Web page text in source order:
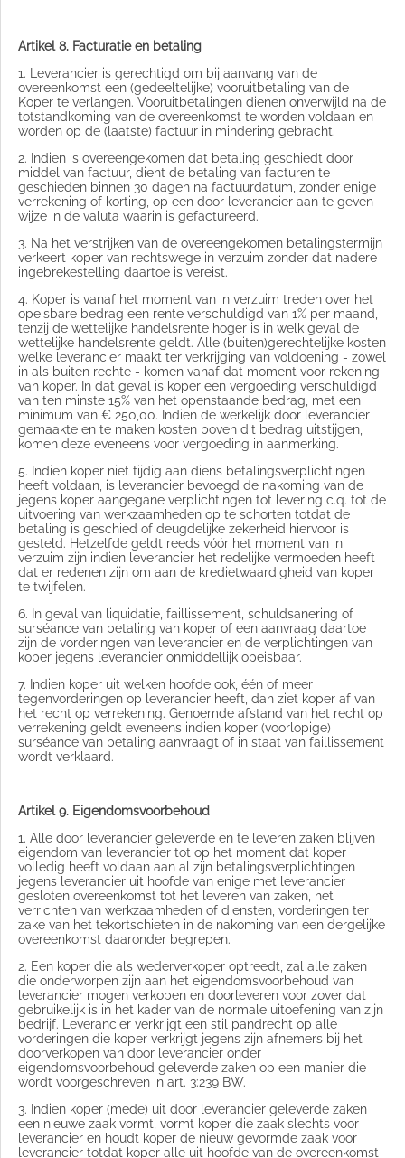
Artikel 8. Facturatie en betaling
1. Leverancier is gerechtigd om bij aanvang van de
overeenkomst een (gedeeltelijke) vooruitbetaling van de
Koper te verlangen. Vooruitbetalingen dienen onverwijld na de
totstandkoming van de overeenkomst te worden voldaan en
worden op de (laatste) factuur in mindering gebracht.
2. Indien is overeengekomen dat betaling geschiedt door
middel van factuur, dient de betaling van facturen te
geschieden binnen 30 dagen na factuurdatum, zonder enige
verrekening of korting, op een door leverancier aan te geven
wijze in de valuta waarin is gefactureerd.
3. Na het verstrijken van de overeengekomen betalingstermijn
verkeert koper van rechtswege in verzuim zonder dat nadere
ingebrekestelling daartoe is vereist.
4. Koper is vanaf het moment van in verzuim treden over het
opeisbare bedrag een rente verschuldigd van 1% per maand,
tenzij de wettelijke handelsrente hoger is in welk geval de
wettelijke handelsrente geldt. Alle (buiten)gerechtelijke kosten
welke leverancier maakt ter verkrijging van voldoening - zowel
in als buiten rechte - komen vanaf dat moment voor rekening
van koper. In dat geval is koper een vergoeding verschuldigd
van ten minste 15% van het openstaande bedrag, met een
minimum van € 250,00. Indien de werkelijk door leverancier
gemaakte en te maken kosten boven dit bedrag uitstijgen,
komen deze eveneens voor vergoeding in aanmerking.
5. Indien koper niet tijdig aan diens betalingsverplichtingen
heeft voldaan, is leverancier bevoegd de nakoming van de
jegens koper aangegane verplichtingen tot levering c.q. tot de
uitvoering van werkzaamheden op te schorten totdat de
betaling is geschied of deugdelijke zekerheid hiervoor is
gesteld. Hetzelfde geldt reeds vóór het moment van in
verzuim zijn indien leverancier het redelijke vermoeden heeft
dat er redenen zijn om aan de kredietwaardigheid van koper
te twijfelen.
6. In geval van liquidatie, faillissement, schuldsanering of
surséance van betaling van koper of een aanvraag daartoe
zijn de vorderingen van leverancier en de verplichtingen van
koper jegens leverancier onmiddellijk opeisbaar.
7. Indien koper uit welken hoofde ook, één of meer
tegenvorderingen op leverancier heeft, dan ziet koper af van
het recht op verrekening. Genoemde afstand van het recht op
verrekening geldt eveneens indien koper (voorlopige)
surséance van betaling aanvraagt of in staat van faillissement
wordt verklaard.
Artikel 9. Eigendomsvoorbehoud
1. Alle door leverancier geleverde en te leveren zaken blijven
eigendom van leverancier tot op het moment dat koper
volledig heeft voldaan aan al zijn betalingsverplichtingen
jegens leverancier uit hoofde van enige met leverancier
gesloten overeenkomst tot het leveren van zaken, het
verrichten van werkzaamheden of diensten, vorderingen ter
zake van het tekortschieten in de nakoming van een dergelijke
overeenkomst daaronder begrepen.
2. Een koper die als wederverkoper optreedt, zal alle zaken
die onderworpen zijn aan het eigendomsvoorbehoud van
leverancier mogen verkopen en doorleveren voor zover dat
gebruikelijk is in het kader van de normale uitoefening van zijn
bedrijf. Leverancier verkrijgt een stil pandrecht op alle
vorderingen die koper verkrijgt jegens zijn afnemers bij het
doorverkopen van door leverancier onder
eigendomsvoorbehoud geleverde zaken op een manier die
wordt voorgeschreven in art. 3:239 BW.
3. Indien koper (mede) uit door leverancier geleverde zaken
een nieuwe zaak vormt, vormt koper die zaak slechts voor
leverancier en houdt koper de nieuw gevormde zaak voor
leverancier totdat koper alle uit hoofde van de overeenkomst